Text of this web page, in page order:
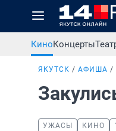
КиноКонцерты
ЯКУТСК АФИША
УЖАСЫ КИНО